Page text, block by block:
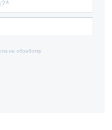
на обработку